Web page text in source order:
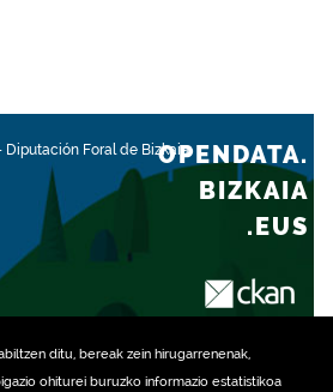
ditu, bereak zein hirugarrenenak,
ohiturei buruzko informazio estatistikoa
Diputación Foral de BizkaiaOPENDATA.
BIZKAIA
.EUS